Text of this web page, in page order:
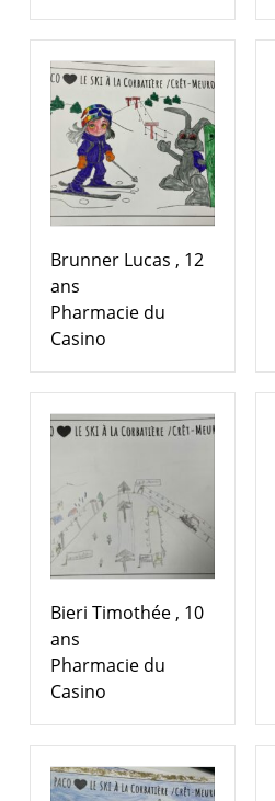
Brunner Lucas , 12
ans
Pharmacie du
Casino
Bieri Timothée , 10
ans
Pharmacie du
Casino